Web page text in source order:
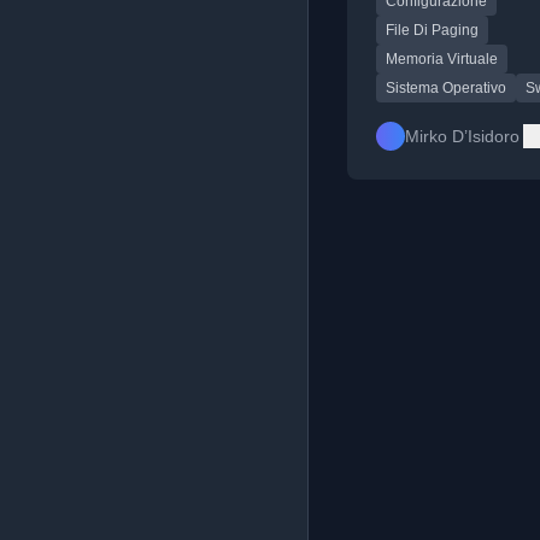
le prestazioni.
File Di Paging
Memoria Virtuale
Sistema Operativo
Mirko D’Isidoro